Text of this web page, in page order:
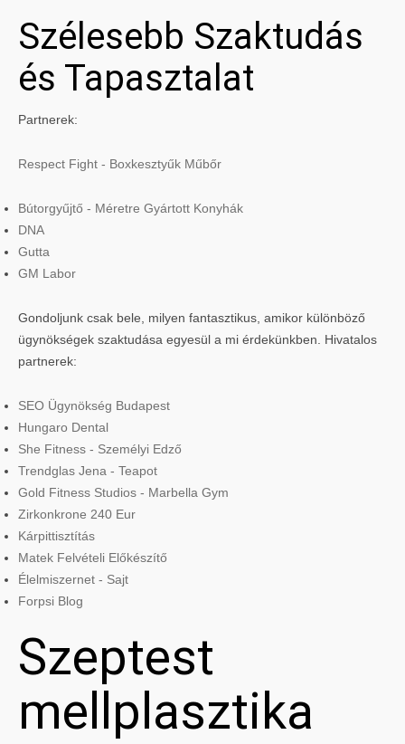
Szélesebb Szaktudás
és Tapasztalat
Partnerek:
Respect Fight - Boxkesztyűk Műbőr
Bútorgyűjtő - Méretre Gyártott Konyhák
DNA
Gutta
GM Labor
Gondoljunk csak bele, milyen fantasztikus, amikor különböző
ügynökségek szaktudása egyesül a mi érdekünkben. Hivatalos
partnerek:
SEO Ügynökség Budapest
Hungaro Dental
She Fitness - Személyi Edző
Trendglas Jena - Teapot
Gold Fitness Studios - Marbella Gym
Zirkonkrone 240 Eur
Kárpittisztítás
Matek Felvételi Előkészítő
Élelmiszernet - Sajt
Forpsi Blog
Szeptest
mellplasztika